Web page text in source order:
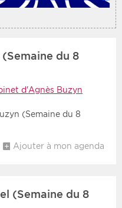
du 8
d'Agnès Buzyn
(Semaine du 8
Ajouter à mon agenda
(Semaine du 8